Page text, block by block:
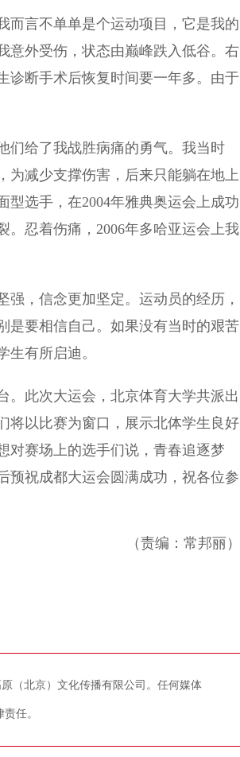
言不单单是个运动项目，它是我的
意外受伤，状态由巅峰跌入低谷。右
诊断手术后恢复时间要一年多。由于
给了我战胜病痛的勇气。我当时
为减少支撑伤害，后来只能躺在地上
选手，在2004年雅典奥运会上成功
。忍着伤痛，2006年多哈亚运会上我
，信念更加坚定。运动员的经历，
是要相信自己。如果没有当时的艰苦
有所启迪。
此次大运会，北京体育大学共派出
将以比赛为窗口，展示北体学生良好
对赛场上的选手们说，青春追逐梦
预祝成都大运会圆满成功，祝各位参
（责编：常邦丽）
（北京）文化传播有限公司。任何媒体
任。